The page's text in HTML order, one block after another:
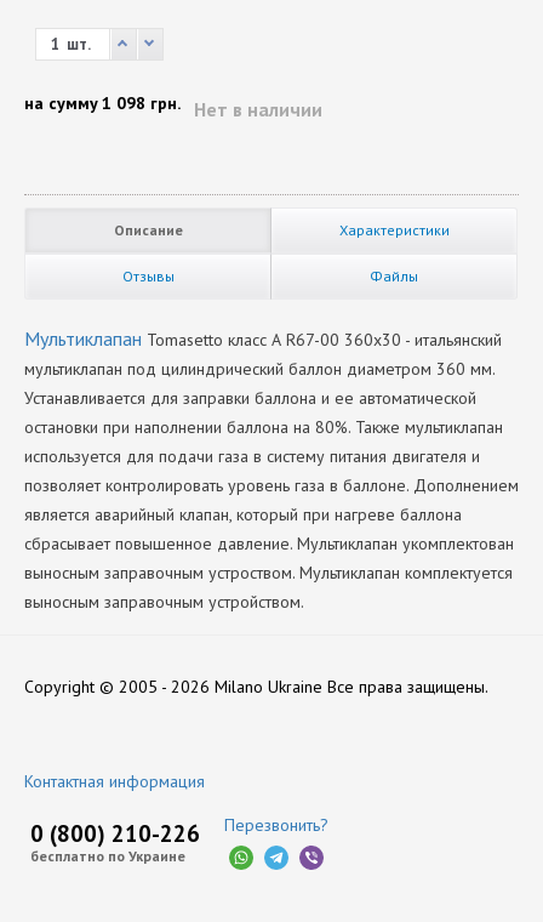
шт.
Нет в наличии
на сумму1 098 грн.
Описание Характеристики
Отзывы Файлы
Мультиклапан Тоmasetto класс А R67-00 360х30 - итальянский
мультиклапан под цилиндрический баллон диаметром 360 мм.
Устанавливается для заправки баллона и ее автоматической
остановки при наполнении баллона на 80%. Также мультиклапан
используется для подачи газа в систему питания двигателя и
позволяет контролировать уровень газа в баллоне. Дополнением
является аварийный клапан, который при нагреве баллона
сбрасывает повышенное давление. Мультиклапан укомплектован
выносным заправочным устроством. Мультиклапан комплектуется
выносным заправочным устройством.
Производитель
Copyright © 2005 - 2026 Milano Ukraine Все права защищены.
Контактная информация
0 (800) 210-226
бесплатно по Украине
Перезвонить?